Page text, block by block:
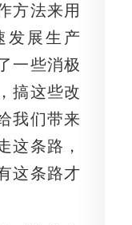
方法来用
发展生产
一些消极
搞这些改
我们带来
这条路，
这条路才